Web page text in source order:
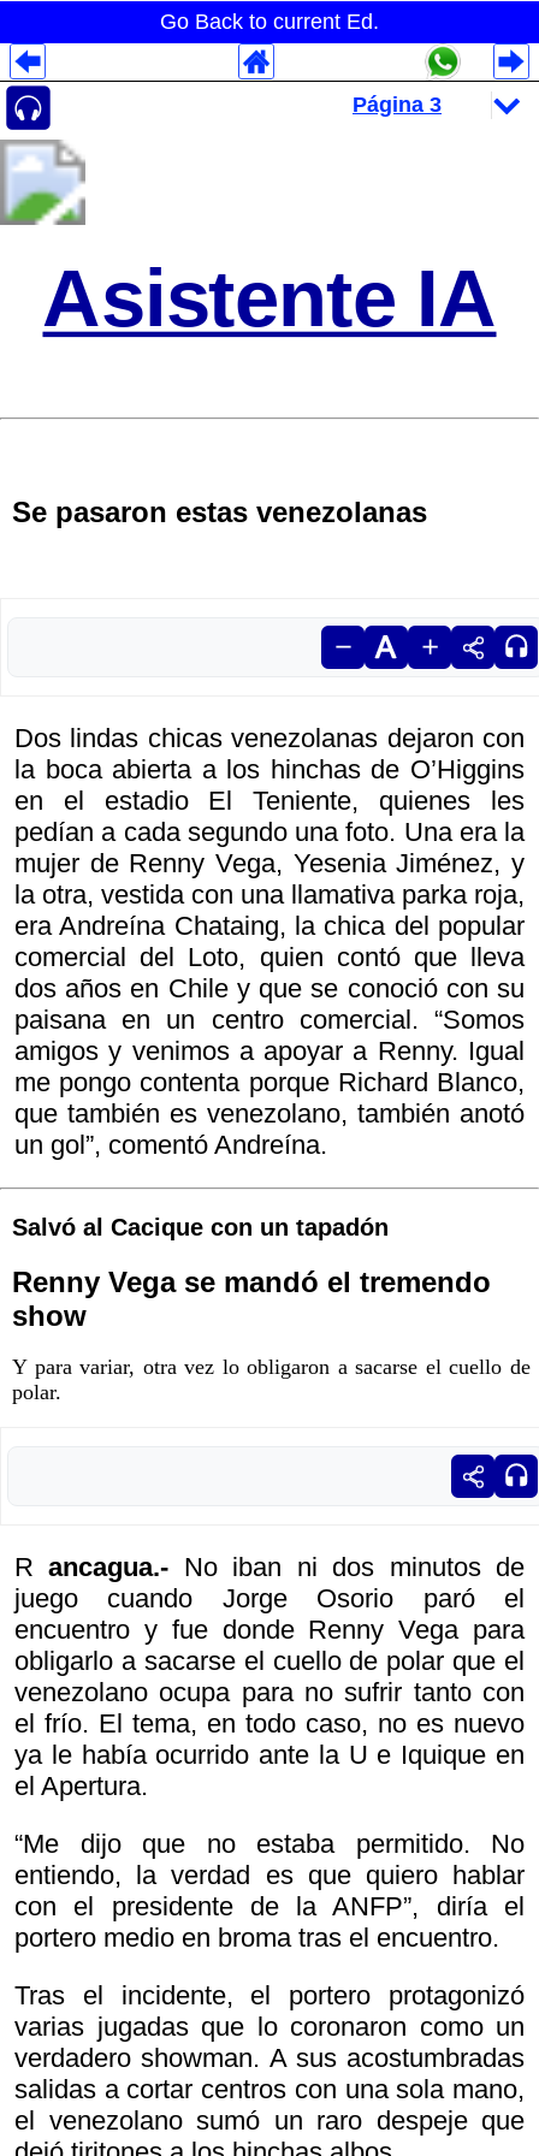
Go Back to current Ed.
Asistente IA
Se pasaron estas venezolanas
Dos lindas chicas venezolanas dejaron con
la boca abierta a los hinchas de O’Higgins
en el estadio El Teniente, quienes les
pedían a cada segundo una foto. Una era la
mujer de Renny Vega, Yesenia Jiménez, y
la otra, vestida con una llamativa parka roja,
era Andreína Chataing, la chica del popular
comercial del Loto, quien contó que lleva
dos años en Chile y que se conoció con su
paisana en un centro comercial. “Somos
amigos y venimos a apoyar a Renny. Igual
me pongo contenta porque Richard Blanco,
que también es venezolano, también anotó
un gol”, comentó Andreína.
Salvó al Cacique con un tapadón
Renny Vega se mandó el tremendo
show
Y para variar, otra vez lo obligaron a sacarse el cuello de
polar.
Rancagua.- No iban ni dos minutos de
juego cuando Jorge Osorio paró el
encuentro y fue donde Renny Vega para
obligarlo a sacarse el cuello de polar que el
venezolano ocupa para no sufrir tanto con
el frío. El tema, en todo caso, no es nuevo
ya le había ocurrido ante la U e Iquique en
el Apertura.
“Me dijo que no estaba permitido. No
entiendo, la verdad es que quiero hablar
con el presidente de la ANFP”, diría el
portero medio en broma tras el encuentro.
Tras el incidente, el portero protagonizó
varias jugadas que lo coronaron como un
verdadero showman. A sus acostumbradas
salidas a cortar centros con una sola mano,
el venezolano sumó un raro despeje que
Despliegues Analytics
Despliegues Totales
Despliegues por Rubros